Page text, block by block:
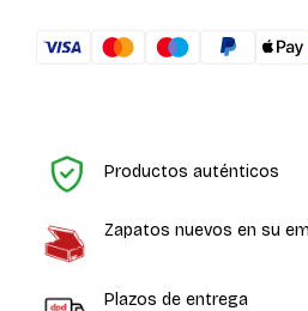
Productos auténticos
Zapatos nuevos en su
Plazos de entrega